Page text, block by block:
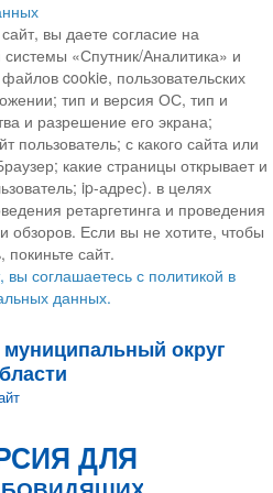
вы даете согласие на
«Спутник/Аналитика» и
cookie, пользовательских
тип и версия ОС, тип и
и разрешение его экрана;
пользователь; с какого сайта или
какие страницы открывает и
ip-адрес). в целях
ретаргетинга и проведения
обзоров. Если вы не хотите, чтобы
сайт.
соглашаетесь с политикой в
данных.